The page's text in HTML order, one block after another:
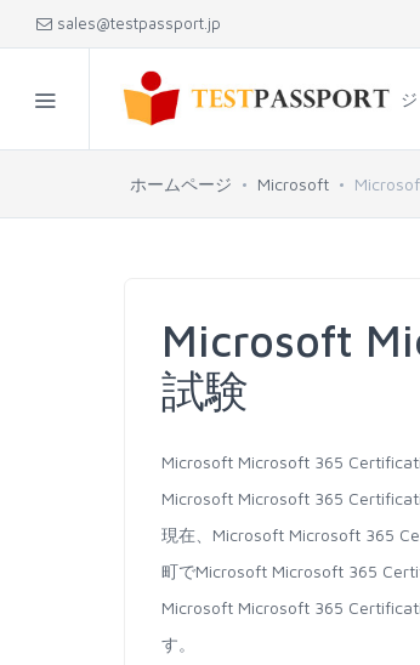
sales@testpassport.jp
ホームページ
ホームページ Microsoft
Microsoft
試験
Microsoft Microsoft 365
Microsoft Microsoft 365
現在、Microsoft Microsoft 365
町でMicrosoft Microsoft 365
Microsoft Microsoft 365
す。